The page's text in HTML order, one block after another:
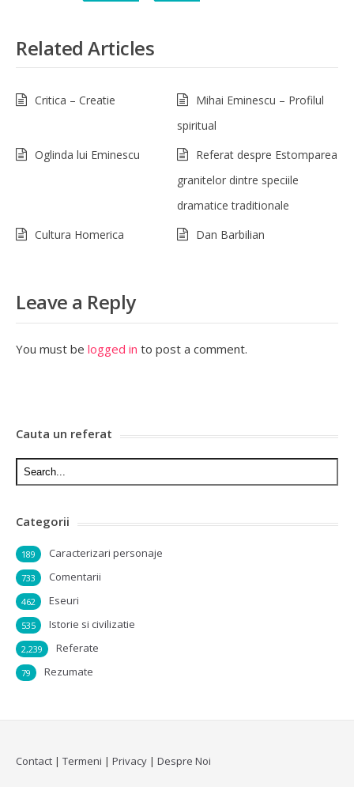
Related Articles
Critica – Creatie
Mihai Eminescu – Profilul
spiritual
Oglinda lui Eminescu
Referat despre Estomparea
granitelor dintre speciile
dramatice traditionale
Cultura Homerica
Dan Barbilian
Leave a Reply
You must be logged in to post a comment.
Cauta un referat
Categorii
Caracterizari personaje
189
Comentarii
733
Eseuri
462
Istorie si civilizatie
535
Referate
2,239
Rezumate
79
Contact | Termeni | Privacy | Despre Noi